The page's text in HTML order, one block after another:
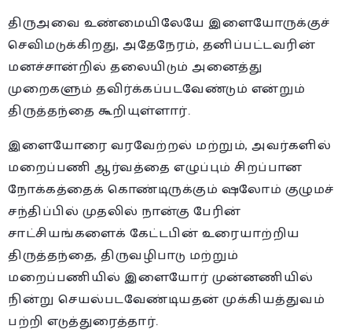
திருஅவை உண்மையிலேயே இளையோருக்குச்
செவிமடுக்கிறது, அதேநேரம், தனிப்பட்டவரின்
மனச்சான்றில் தலையிடும் அனைத்து
முறைகளும் தவிர்க்கப்படவேண்டும் என்றும்
திருத்தந்தை கூறியுள்ளார்.
இளையோரை வரவேற்றல் மற்றும், அவர்களில்
மறைப்பணி ஆர்வத்தை எழுப்பும் சிறப்பான
நோக்கத்தைக் கொண்டிருக்கும் ஷலோம் குழுமச்
சந்திப்பில் முதலில் நான்கு பேரின்
சாட்சியங்களைக் கேட்டபின் உரையாற்றிய
திருத்தந்தை, திருவழிபாடு மற்றும்
மறைப்பணியில் இளையோர் முன்னணியில்
நின்று செயல்படவேண்டியதன் முக்கியத்துவம்
பற்றி எடுத்துரைத்தார்.